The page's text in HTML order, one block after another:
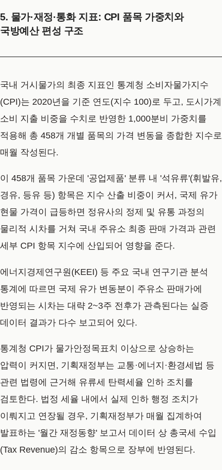
5. 물가·재정·통화 지표: CPI 품목 가중치와
국방예산 편성 구조
국내 거시물가의 최종 지표인 통계청 소비자물가지수
(CPI)는 2020년을 기준 연도(지수 100)로 두고, 도시가계
소비 지출 비중을 수치로 반영한 1,000분비 가중치를
적용해 총 458개 개별 품목의 가격 변동을 종합한 지수로
매월 작성된다.
이 458개 품목 가운데 '공업제품' 분류 내 '석유류'(휘발유,
경유, 등유 등) 항목은 지수 산출 비중이 커서, 국제 유가
현물 가격이 급등하면 정유사의 정제 및 유통 과정의
물리적 시차를 거쳐 국내 주유소 최종 판매 가격과 관련
세부 CPI 항목 지수에 산입되어 영향을 준다.
에너지경제연구원(KEEI) 등 주요 국내 연구기관 분석
통계에 따르면 국제 유가 변동분이 주유소 판매가에
반영되는 시차는 대략 2~3주 전후가 관측된다는 실증
데이터 결과가 다수 보고되어 있다.
통계청 CPI가 물가안정목표치 이상으로 상승하는
압력이 커지면, 기획재정부는 교통·에너지·환경세법 등
관련 법령에 근거해 유류세 탄력세율 인하 조치를
검토한다. 법정 세율 내에서 실제 인하 행정 조치가
이뤄지고 연장될 경우, 기획재정부가 매월 집계하여
발표하는 '월간 재정동향' 보고서 데이터 상 총국세 수입
(Tax Revenue)의 감소 항목으로 장부에 반영된다.